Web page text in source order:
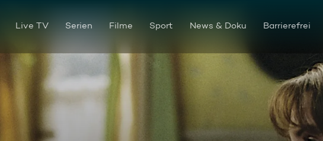
Live TV Serien Filme Sport News & Doku Barrierefrei